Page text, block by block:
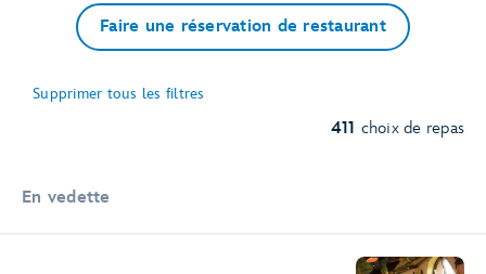
Faire une réservation de restaurant
Supprimer tous les filtres
411 choix de repas
En vedette